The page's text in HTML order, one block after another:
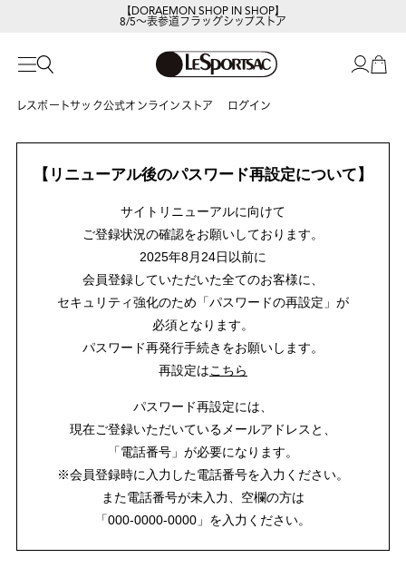
【DORAEMON SHOP IN SHOP】
8/5～表参道フラッグシップストア
レスポートサック公式オンラインストア ログイン
【リニューアル後のパスワード再設定について】
サイトリニューアルに向けて
ご登録状況の確認をお願いしております。
2025年8月24日以前に
会員登録していただいた全てのお客様に、
セキュリティ強化のため「パスワードの再設定」が
必須となります。
パスワード再発行手続きをお願いします。
再設定はこちら
パスワード再設定には、
現在ご登録いただいているメールアドレスと、
「電話番号」が必要になります。
※会員登録時に入力した電話番号を入力ください。
また電話番号が未入力、空欄の方は
「000-0000-0000」を入力ください。